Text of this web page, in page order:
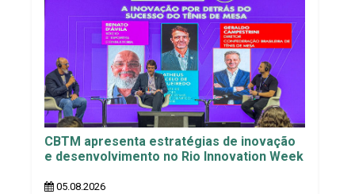
CBTM apresenta estratégias de inovação
e desenvolvimento no Rio Innovation Week
05.08.2026